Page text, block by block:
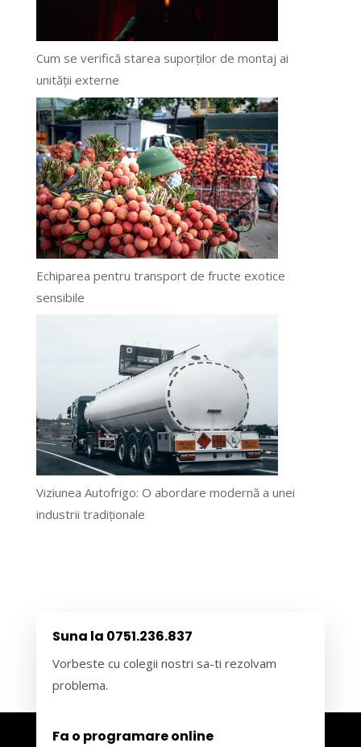
Cum se verifică starea suporților de montaj ai
unității externe
Echiparea pentru transport de fructe exotice
sensibile
Viziunea Autofrigo: O abordare modernă a unei
industrii tradiționale
Suna la 0751.236.837
Vorbeste cu colegii nostri sa-ti rezolvam
problema.
Fa o programare online